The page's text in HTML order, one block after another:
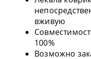
вживую
100%
Возможно